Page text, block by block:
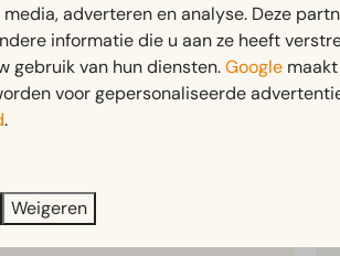
Buiten
Terras
Tuinset
Slaapkamer
adverteren en analyse. Deze
informatie die u aan ze heeft
gebruik van hun diensten.Google
voor gepersonaliseerde
.
Weigeren